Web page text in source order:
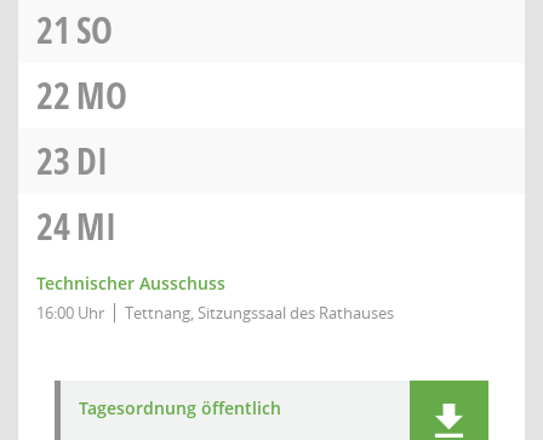
21 SO
22MO
23DI
24MI
Technischer Ausschuss
16:00 Uhr Tettnang, Sitzungssaal des Rathauses
Tagesordnung öffentlich